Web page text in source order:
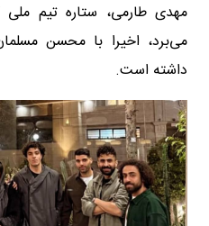
مهدی طارمی، ستاره تیم ملی
می‌برد، اخیرا با محسن
داشته است.